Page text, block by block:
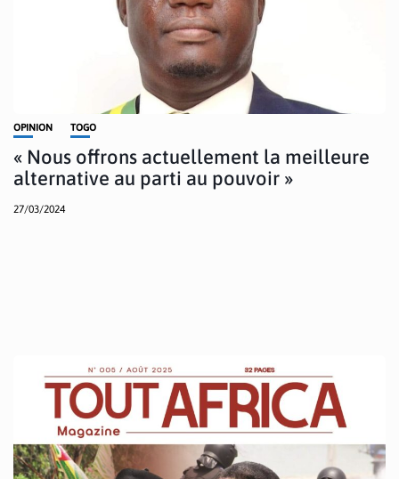
OPINION TOGO
« Nous offrons actuellement la meilleure
alternative au parti au pouvoir »
27/03/2024